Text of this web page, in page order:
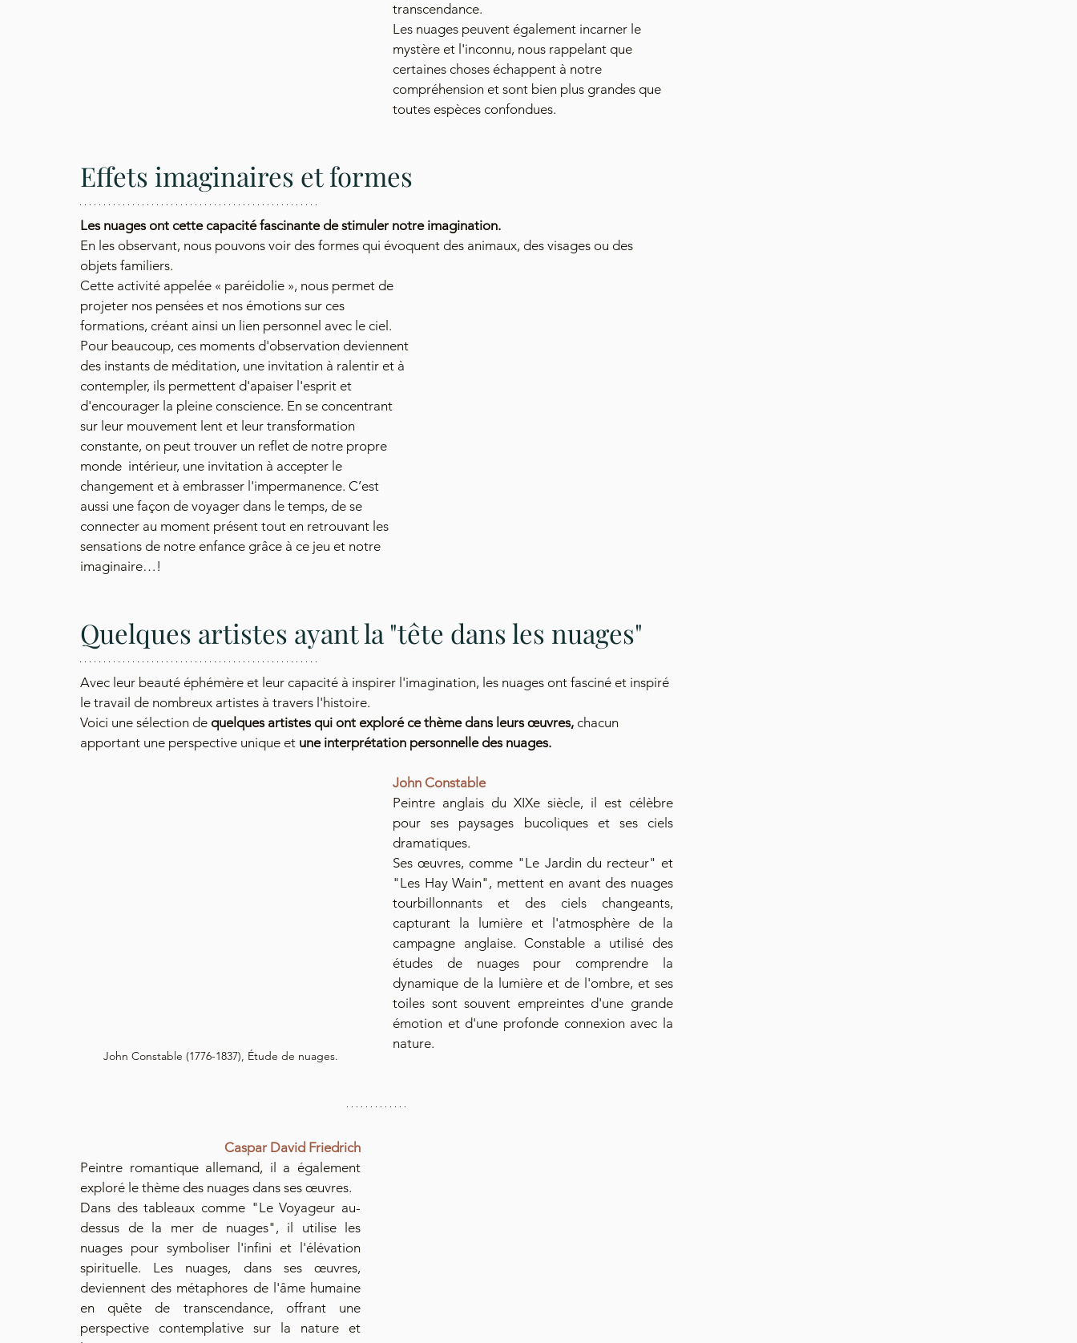
transcendance.
Les nuages peuvent également incarner le
mystère et l'inconnu, nous rappelant que
certaines choses échappent à notre
compréhension et sont bien plus grandes que
toutes espèces confondues.
Effets imaginaires et formes
Les nuages ont cette capacité fascinante de stimuler notre imagination.
En les observant, nous pouvons voir des formes qui évoquent des animaux, des visages ou des
objets familiers.
Cette activité appelée « paréidolie », nous permet de
projeter nos pensées et nos émotions sur ces
formations, créant ainsi un lien personnel avec le ciel.
Pour beaucoup, ces moments d'observation deviennent
des instants de méditation, une invitation à ralentir et à
contempler, ils permettent d'apaiser l'esprit et
d'encourager la pleine conscience. En se concentrant
sur leur mouvement lent et leur transformation
constante, on peut trouver un reflet de notre propre
monde  intérieur, une invitation à accepter le
changement et à embrasser l'impermanence. C’est
aussi une façon de voyager dans le temps, de se
connecter au moment présent tout en retrouvant les
sensations de notre enfance grâce à ce jeu et notre
imaginaire…!
Quelques artistes ayant la "tête dans les nuages"
Avec leur beauté éphémère et leur capacité à inspirer l'imagination, les nuages ont fasciné et inspiré
le travail de nombreux artistes à travers l'histoire.
Voici une sélection de quelques artistes qui ont exploré ce thème dans leurs œuvres, chacun
apportant une perspective unique et une interprétation personnelle des nuages.
John Constable (1776-1837), Étude de nuages.
John Constable
Peintre anglais du XIXe siècle, il est célèbre
pour ses paysages bucoliques et ses ciels
dramatiques.
Ses œuvres, comme "Le Jardin du recteur" et
"Les Hay Wain", mettent en avant des nuages
tourbillonnants et des ciels changeants,
capturant la lumière et l'atmosphère de la
campagne anglaise. Constable a utilisé des
études de nuages pour comprendre la
dynamique de la lumière et de l'ombre, et ses
toiles sont souvent empreintes d'une grande
émotion et d'une profonde connexion avec la
nature.
Caspar David Friedrich
Peintre romantique allemand, il a également
exploré le thème des nuages dans ses œuvres.
Dans des tableaux comme "Le Voyageur au-
dessus de la mer de nuages", il utilise les
nuages pour symboliser l'infini et l'élévation
spirituelle. Les nuages, dans ses œuvres,
deviennent des métaphores de l'âme humaine
en quête de transcendance, offrant une
perspective contemplative sur la nature et